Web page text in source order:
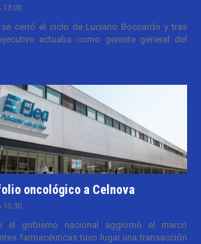
13:00
se cerró el ciclo de Luciano Boccardo y tras
actuaba como gerente general del
oncológico a Celnova
10:30
el gobierno nacional aggiornó el marco
farmacéuticas tuvo lugar una transacción